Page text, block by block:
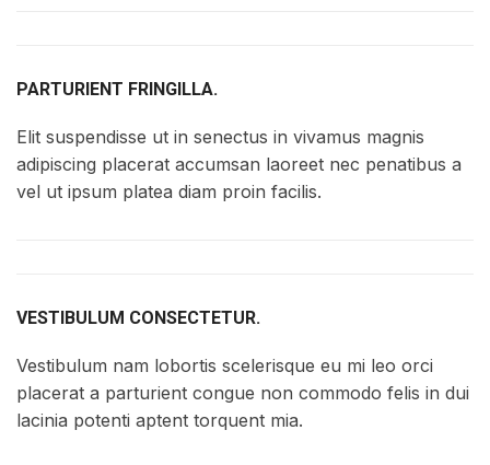
PARTURIENT FRINGILLA.
Elit suspendisse ut in senectus in vivamus magnis
adipiscing placerat accumsan laoreet nec penatibus a
vel ut ipsum platea diam proin facilis.
VESTIBULUM CONSECTETUR.
Vestibulum nam lobortis scelerisque eu mi leo orci
placerat a parturient congue non commodo felis in dui
lacinia potenti aptent torquent mia.